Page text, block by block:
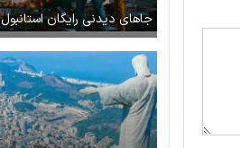
جاهای دیدنی رایگان استانبول